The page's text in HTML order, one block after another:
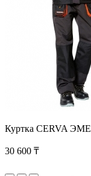
Куртка CERVA
30 600 ₸